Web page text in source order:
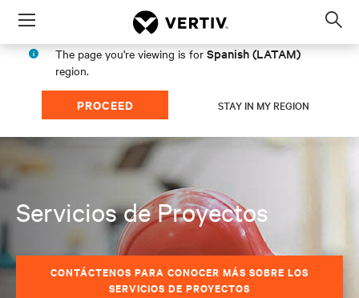
Menu
The page you're viewing is for Spanish (LATAM)
region.
PROCEED STAY IN MY REGION
Servicios de Proyectos
CONTÁCTENOS PARA CONOCER MÁS SOBRE LOS
SERVICIOS DE PROYECTOS